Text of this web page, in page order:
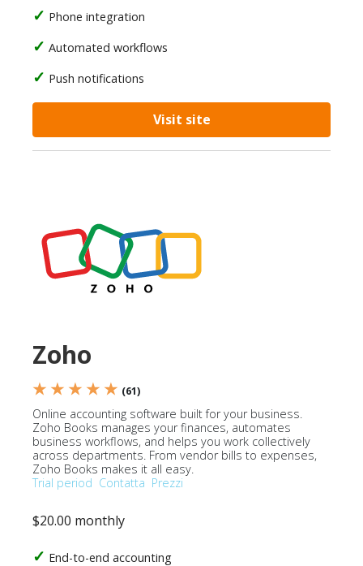
Phone integration
Automated workflows
Push notifications
Visit site
Zoho
★ ★ ★ ★ ★ (61)
Online accounting software built for your business.
Zoho Books manages your finances, automates
business workflows, and helps you work collectively
across departments. From vendor bills to expenses,
Zoho Books makes it all easy.
Trial period Contatta Prezzi
$20.00 monthly
End-to-end accounting